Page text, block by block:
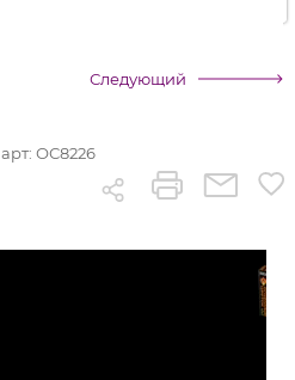
Следующий
арт: ОС8226